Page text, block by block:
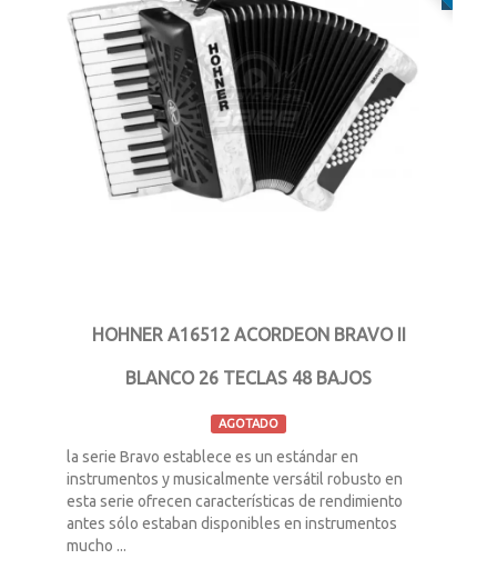
HOHNER A16512 ACORDEON BRAVO II
BLANCO 26 TECLAS 48 BAJOS
AGOTADO
la serie Bravo establece es un estándar en
instrumentos y musicalmente versátil robusto en
esta serie ofrecen características de rendimiento
antes sólo estaban disponibles en instrumentos
mucho ...